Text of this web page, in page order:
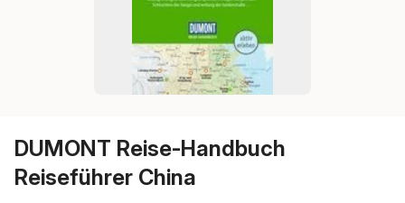
DUMONT Reise-Handbuch
Reiseführer China